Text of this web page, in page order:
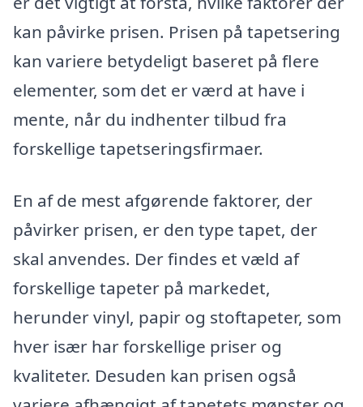
kan påvirke prisen. Prisen på tapetsering
kan variere betydeligt baseret på flere
elementer, som det er værd at have i
mente, når du indhenter tilbud fra
forskellige tapetseringsfirmaer.
En af de mest afgørende faktorer, der
påvirker prisen, er den type tapet, der
skal anvendes. Der findes et væld af
forskellige tapeter på markedet,
herunder vinyl, papir og stoftapeter, som
hver især har forskellige priser og
kvaliteter. Desuden kan prisen også